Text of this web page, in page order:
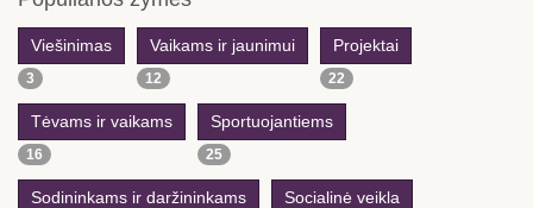
Viešinimas
3
Vaikams ir jaunimui
12
Projektai
22
Tėvams ir vaikams
16
Sportuojantiems
25
Sodininkams ir daržininkams Socialinė veikla